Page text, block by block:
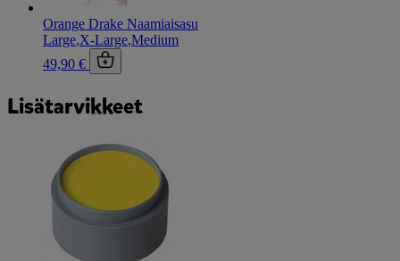
Orange Drake Naamiaisasu
Large,X-Large,Medium
49,90 €
Lisätarvikkeet